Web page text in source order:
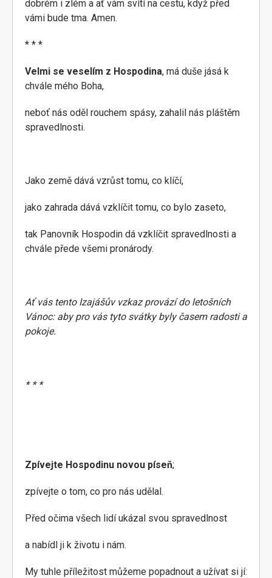
dobrém i zlém a ať vám svítí na cestu, když před
vámi bude tma. Amen.
* * *
Velmi se veselím z Hospodina, má duše jásá k
chvále mého Boha,
neboť nás oděl rouchem spásy, zahalil nás pláštěm
spravedlnosti.
Jako země dává vzrůst tomu, co klíčí,
jako zahrada dává vzklíčit tomu, co bylo zaseto,
tak Panovník Hospodin dá vzklíčit spravedlnosti a
chvále přede všemi pronárody.
Ať vás tento Izajášův vzkaz provází do letošních
Vánoc: aby pro vás tyto svátky byly časem radosti a
pokoje.
* * *
Zpívejte Hospodinu novou píseň;
zpívejte o tom, co pro nás udělal.
Před očima všech lidí ukázal svou spravedlnost
a nabídl ji k životu i nám.
My tuhle příležitost můžeme popadnout a užívat si jí: